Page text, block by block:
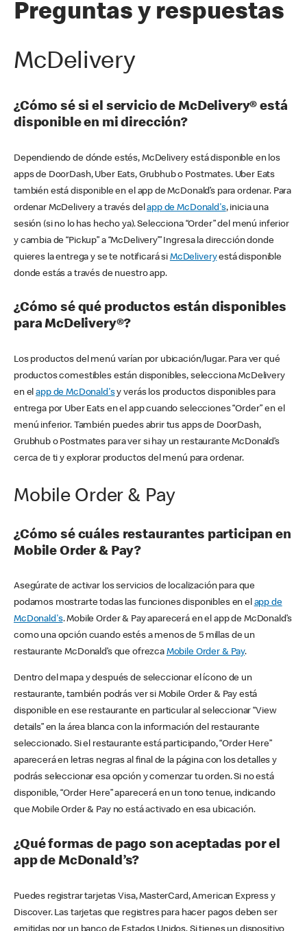
Preguntas y respuestas
McDelivery
¿Cómo sé si el servicio de McDelivery® está
disponible en mi dirección?
Dependiendo de dónde estés, McDelivery está disponible en los
apps de DoorDash, Uber Eats, Grubhub o Postmates. Uber Eats
también está disponible en el app de McDonald’s para ordenar. Para
ordenar McDelivery a través delapp de McDonald's, inicia una
sesión (si no lo has hecho ya). Selecciona “Order” del menú inferior
y cambia de “Pickup” a “McDelivery’” Ingresa la dirección donde
quieres la entrega y se te notificará si McDeliveryestá disponible
donde estás a través de nuestro app.
¿Cómo sé qué productos están disponibles
para McDelivery®?
Los productos del menú varían por ubicación/lugar. Para ver qué
productos comestibles están disponibles, selecciona McDelivery
en elapp de McDonald'sy verás los productos disponibles para
entrega por Uber Eats en el app cuando selecciones “Order” en el
menú inferior. También puedes abrir tus apps de DoorDash,
Grubhub o Postmates para ver si hay un restaurante McDonald’s
cerca de ti y explorar productos del menú para ordenar.
Mobile Order & Pay
¿Cómo sé cuáles restaurantes participan en
Mobile Order & Pay?
Asegúrate de activar los servicios de localización para que
podamos mostrarte todas las funciones disponibles en el app de
McDonald's. Mobile Order & Pay aparecerá en el app de McDonald’s
como una opción cuando estés a menos de 5 millas de un
restaurante McDonald’s que ofrezca Mobile Order & Pay.
Dentro del mapa y después de seleccionar el ícono de un
restaurante, también podrás ver si Mobile Order & Pay está
disponible en ese restaurante en particular al seleccionar “View
details” en la área blanca con la información del restaurante
seleccionado. Si el restaurante está participando, “Order Here”
aparecerá en letras negras al final de la página con los detalles y
podrás seleccionar esa opción y comenzar tu orden. Si no está
disponible, “Order Here” aparecerá en un tono tenue, indicando
que Mobile Order & Pay no está activado en esa ubicación.
¿Qué formas de pago son aceptadas por el
app de McDonald’s?
Puedes registrar tarjetas Visa, MasterCard, American Express y
Discover. Las tarjetas que registres para hacer pagos deben ser